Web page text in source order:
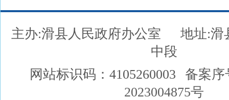
主办:滑县人民政府办公室
地址:滑
中段
网站标识码：4105260003
备案序
2023004875号